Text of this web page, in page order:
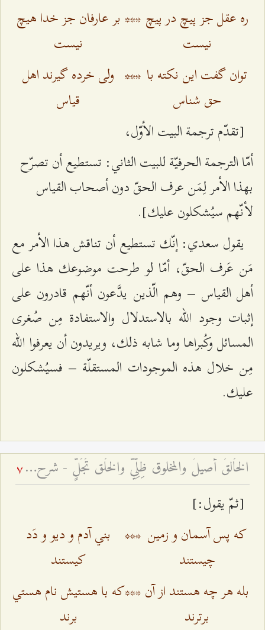
ره عقل جز پيچ در پيچ
نيست
*** بر عارفان جز خدا هيچ
نيست
توان گفت اين نكته با
حق شناس
*** ولى خرده گيرند اهل
قياس
[تقدّم ترجمة البيت الأوّل،
أمّا الترجمة الحرفيّة للبيت الثاني: تستطيع أن تصرّح
بهذا الأمر لِمَن عرف الحقّ دون أصحاب القياس
لأنّهم سيُشكلون عليك].
يقول سعدي: إنّك تستطيع أن تناقش هذا الأمر مع
مَن عَرف الحقّ، أمّا لو طرحت موضوعك هذا على
أهل القياس – وهم الّذين يدَّعون أنّهم قادرون على
إثبات وجود الله بالاستدلال والاستفادة مِن صُغرى
المسائل وكُبراها وما شابه ذلك، ويريدون أن يعرفوا الله
مِن خلال هذه الموجودات المستقلّة – فسيُشكلون
عليك.
الخَالقُ أصيلٌ والمخلوق ظِلِّيٌّ والخَلق تَجَلٍّ - شرح فقرات مِن دعاء الافتتاح – الجلسة السادسة 7
[ثمّ يقول:]
كه پس آسمان و زمين
چيستند
*** بني آدم و ديو و دَد
كيستند
بله هر چه هستند از آن
برترند
***كه با هستيش نام هستي
برند